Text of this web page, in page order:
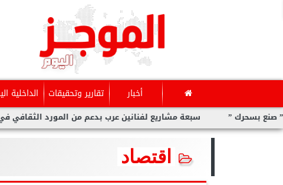
أخبار تقارير وتحقيقات الداخلية
سبعة مشاريع لفنانين عرب بدعم من المورد الثقافي في ”صنع بسحرك”
اقتصاد